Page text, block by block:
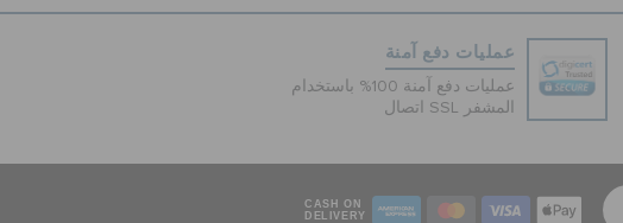
عمليات دفع آمنة
عمليات دفع آمنة 100% باستخدام
اتصال SSL المشفر
CASH ON
DELIVERY